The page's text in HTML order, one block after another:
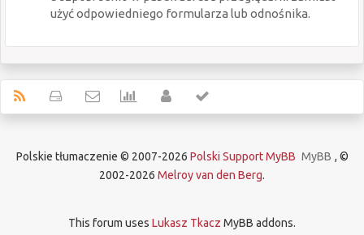
użyć odpowiedniego formularza lub odnośnika.
Polskie tłumaczenie © 2007-2026 Polski Support MyBB MyBB , ©
2002-2026 Melroy van den Berg.
This forum uses Lukasz Tkacz MyBB addons.